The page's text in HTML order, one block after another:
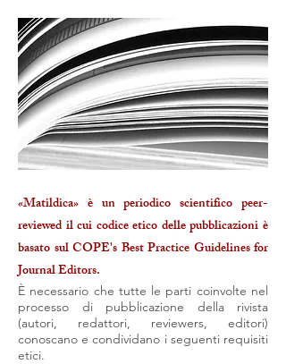
«Matildica» è un periodico scientifico peer-
reviewed il cui codice etico delle pubblicazioni è
basato sul COPE's Best Practice Guidelines for
Journal Editors.
È necessario che tutte le parti coinvolte nel
processo di pubblicazione della rivista
(autori, redattori, reviewers, editori)
conoscano e condividano i seguenti requisiti
etici.